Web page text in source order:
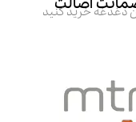
دغدغه خرید کنید